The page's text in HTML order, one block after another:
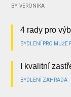
BY: VERONIKA
4 rady pro
BYDLENÍ PRO MUŽE
I kvalitní
BYDLENÍ ZAHRADA